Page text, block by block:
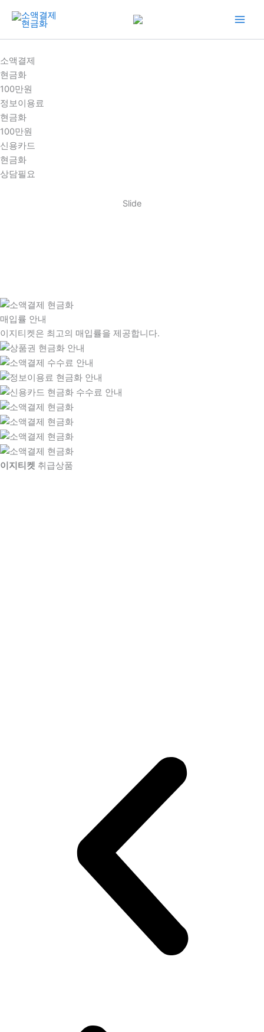
건
너
뛰
기
소액결제
현금화
100만원
정보이용료
현금화
100만원
신용카드
현금화
상담필요
Slide
매입률 안내
이지티켓은 최고의 매입률을 제공합니다.
이지티켓 취급상품